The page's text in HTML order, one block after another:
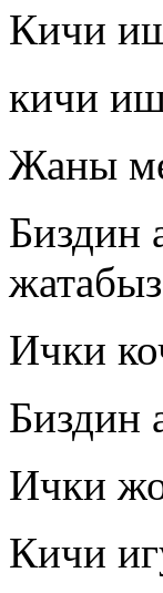
Кичи
кичи
Жаны
Биздин
Ички
Биздин
Ички
Кичи